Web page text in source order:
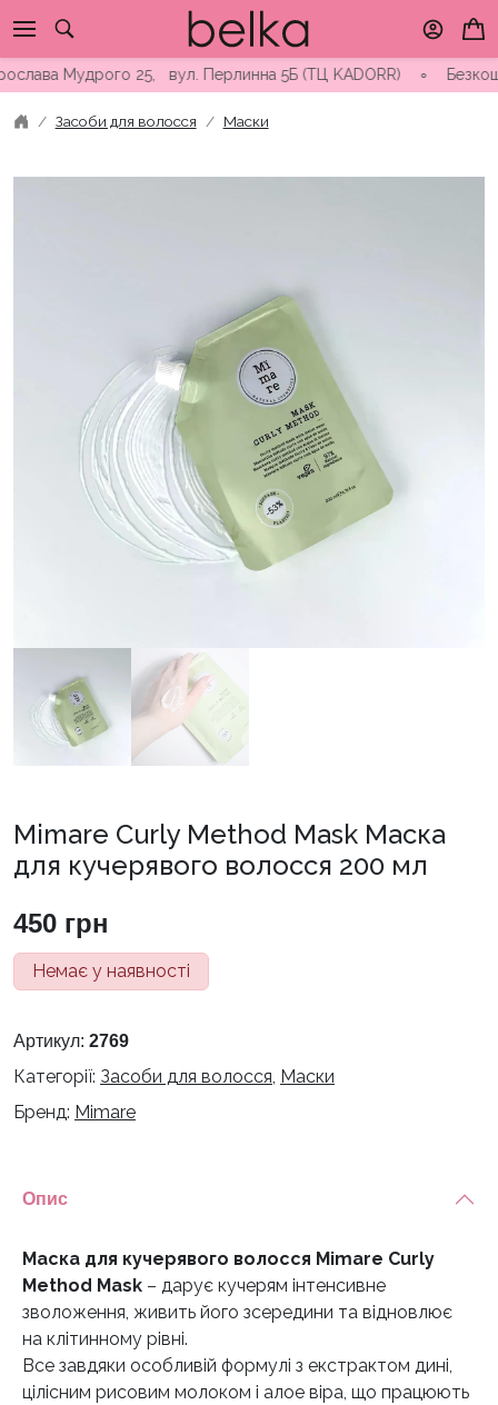
to
content
Мудрого 25, вул. Перлинна 5Б (ТЦ KADORR) ∘ Безкоштовна
Засоби для волосся Маски
Mimare Curly Method Mask Маска
для кучерявого волосся 200 мл
450 грн
Немає у наявності
Артикул: 2769
Категорії: Засоби для волосся, Маски
Бренд: Mimare
Опис
Маска для кучерявого волосся Mimare Curly
Method Mask – дарує кучерям інтенсивне
зволоження, живить його зсередини та відновлює
на клітинному рівні.
Все завдяки особливій формулі з екстрактом дині,
цілісним рисовим молоком і алое віра, що працюють